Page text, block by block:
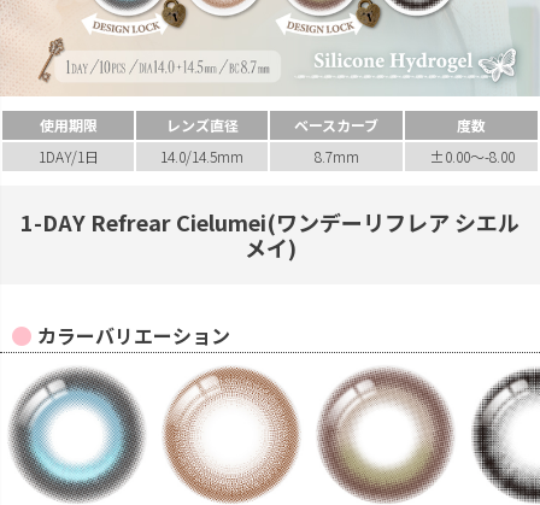
使用期限 レンズ直径 ベースカーブ
度数
1DAY/1日
14.0/14.5mm 8.7mm ±0.00～-8.00
1-DAY Refrear Cielumei(ワンデーリフレア シエル
メイ)
カラーバリエーション